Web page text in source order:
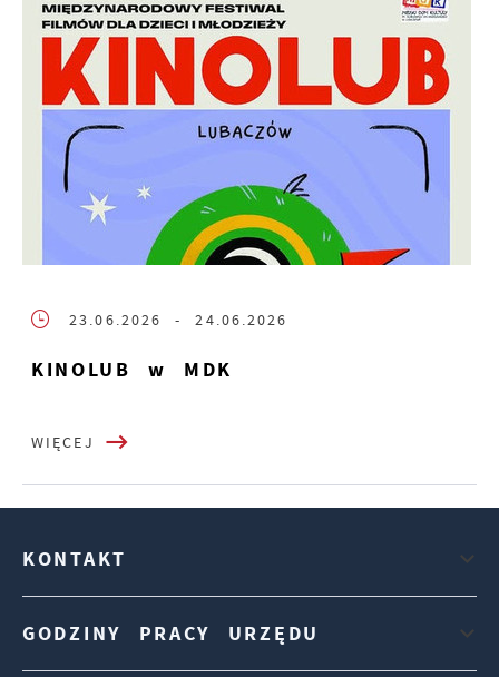
23.06.2026 - 24.06.2026
KINOLUB w MDK
WIĘCEJ
KONTAKT
GODZINY PRACY URZĘDU